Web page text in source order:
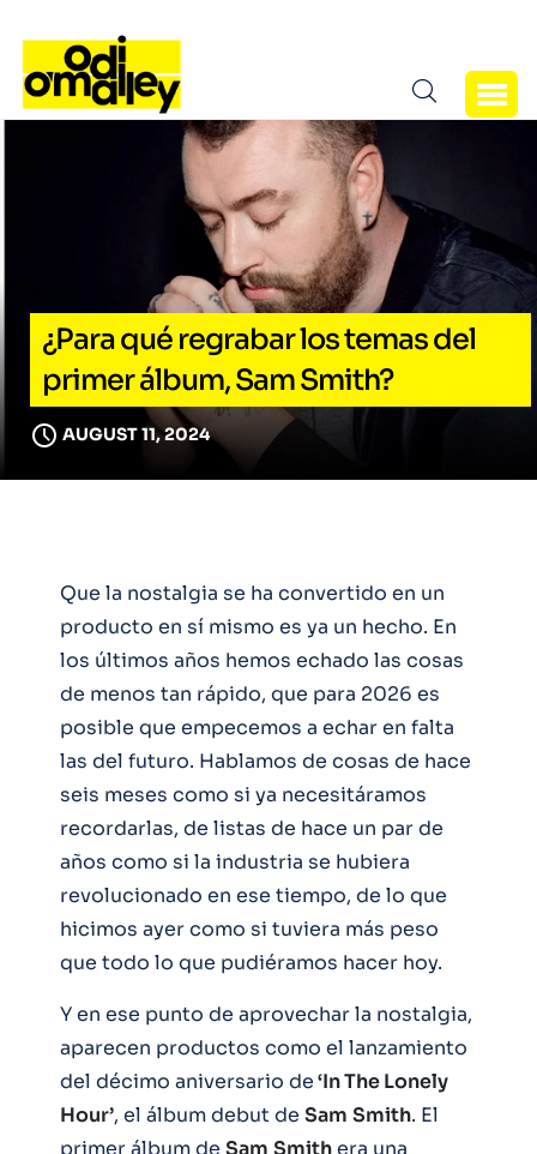
¿Para qué regrabar los temas del
primer álbum, Sam Smith?
AUGUST 11, 2024
Que la nostalgia se ha convertido en un
producto en sí mismo es ya un hecho. En
los últimos años hemos echado las cosas
de menos tan rápido, que para 2026 es
posible que empecemos a echar en falta
las del futuro. Hablamos de cosas de hace
seis meses como si ya necesitáramos
recordarlas, de listas de hace un par de
años como si la industria se hubiera
revolucionado en ese tiempo, de lo que
hicimos ayer como si tuviera más peso
que todo lo que pudiéramos hacer hoy.
Y en ese punto de aprovechar la nostalgia,
aparecen productos como el lanzamiento
del décimo aniversario de‘In The Lonely
Hour’, el álbum debut de Sam Smith. El